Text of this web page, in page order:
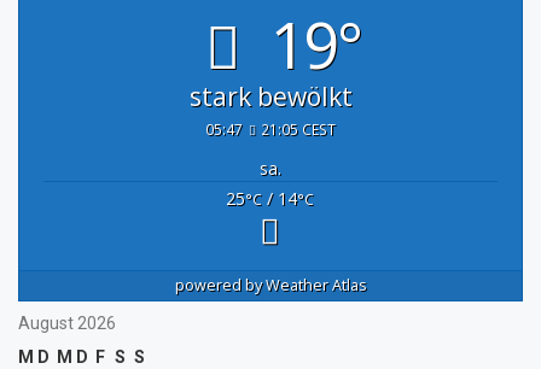
19°
stark bewölkt
05:47 21:05 CEST
sa.
25°C / 14°C
powered byWeather Atlas
August 2026
M D M D F S S